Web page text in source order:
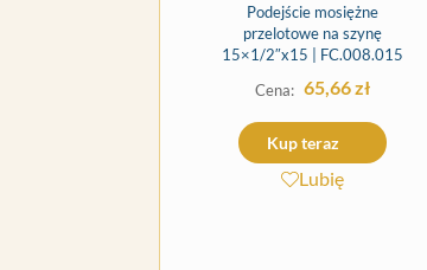
Podejście mosiężne
przelotowe na szynę
15×1/2″x15 | FC.008.015
65,66zł
Kup teraz
Lubię